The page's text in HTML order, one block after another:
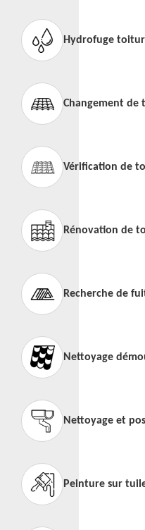
Hydrofuge
Changement
Vérification de
Rénovation de
Recherche de
Nettoyage
Nettoyage et
Peinture sur